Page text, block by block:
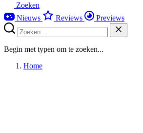
Zoeken
Nieuws
Reviews Previews
Begin met typen om te zoeken...
Home